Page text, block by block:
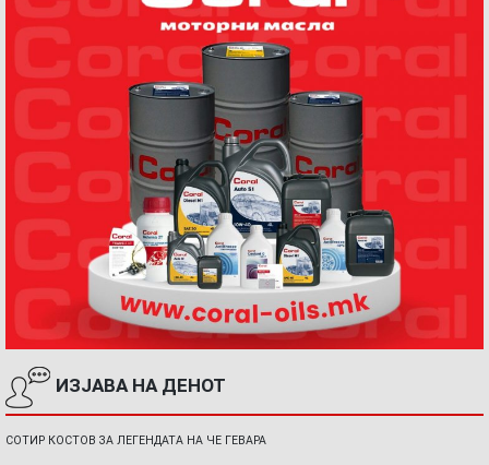
ИЗЈАВА НА ДЕНОТ
СОТИР КОСТОВ ЗА ЛЕГЕНДАТА НА ЧЕ ГЕВАРА